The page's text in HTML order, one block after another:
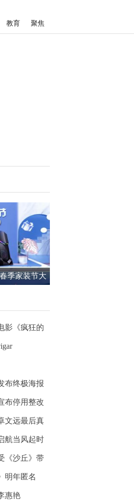
教育 聚焦
季家装节大
影《疯狂的
布终极海报
布停用整改
文远最后真
航当风起时
《沙丘》带
明年匿名
惠艳